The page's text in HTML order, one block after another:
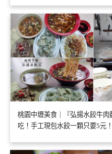
桃園中壢美食｜『弘揚水餃牛
吃！手工現包水餃一顆只要5元！